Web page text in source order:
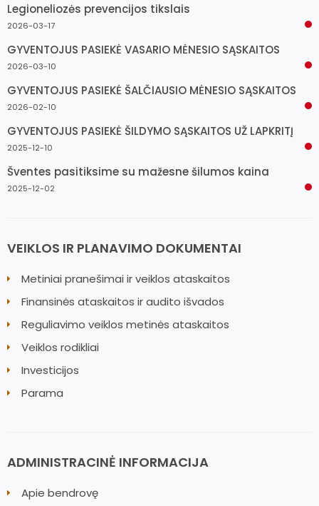
Legioneliozės prevencijos tikslais
2026-03-17
GYVENTOJUS PASIEKĖ VASARIO MĖNESIO SĄSKAITOS
2026-03-10
GYVENTOJUS PASIEKĖ ŠALČIAUSIO MĖNESIO SĄSKAITOS
2026-02-10
GYVENTOJUS PASIEKĖ ŠILDYMO SĄSKAITOS UŽ LAPKRITĮ
2025-12-10
Šventes pasitiksime su mažesne šilumos kaina
2025-12-02
VEIKLOS IR PLANAVIMO DOKUMENTAI
Metiniai pranešimai ir veiklos ataskaitos
Finansinės ataskaitos ir audito išvados
Reguliavimo veiklos metinės ataskaitos
Veiklos rodikliai
Investicijos
Parama
ADMINISTRACINĖ INFORMACIJA
Apie bendrovę